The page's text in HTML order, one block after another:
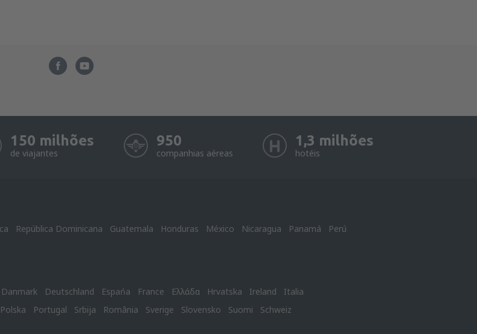
150 milhões
de viajantes
950
companhias aéreas
1,3 milhões
hotéis
República Dominicana Guatemala Honduras México Nicaragua Panamá
Perú
Danmark Deutschland Espańa France Ελλάδα Hrvatska Ireland
Italia
Polska Portugal Srbija România Sverige Slovensko Suomi
Schweiz